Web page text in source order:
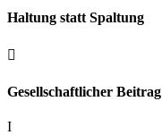
Haltung statt Spaltung

Gesellschaftlicher Beitrag
I